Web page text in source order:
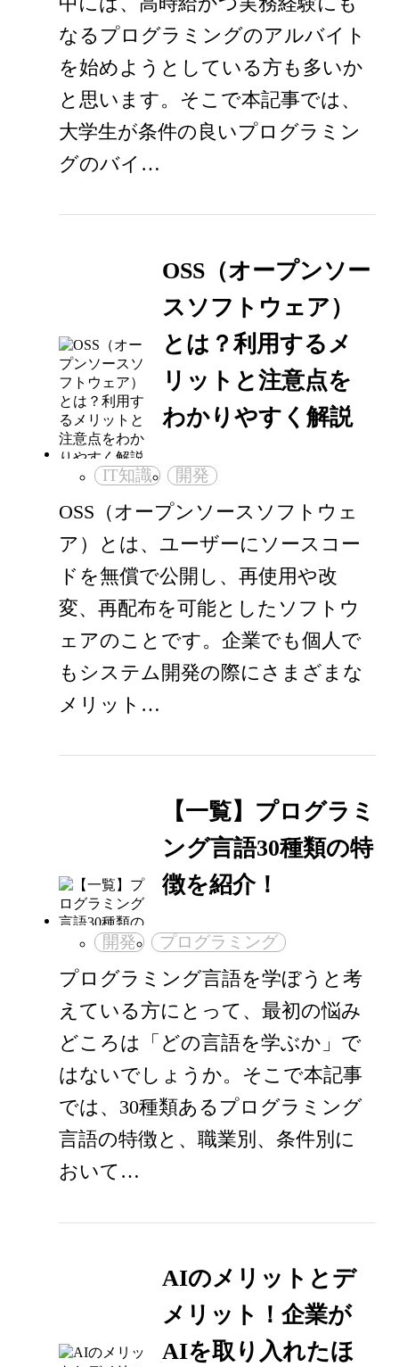
なるプログラミングのアルバイト
を始めようとしている方も多いか
と思います。そこで本記事では、
大学生が条件の良いプログラミン
グのバイ…
OSS（オープンソー
スソフトウェア）
とは？利用するメ
リットと注意点を
わかりやすく解説
IT知識 開発
OSS（オープンソースソフトウェ
ア）とは、ユーザーにソースコー
ドを無償で公開し、再使用や改
変、再配布を可能としたソフトウ
ェアのことです。企業でも個人で
もシステム開発の際にさまざまな
メリット…
【一覧】プログラミ
ング言語30種類の特
徴を紹介！
開発 プログラミング
プログラミング言語を学ぼうと考
えている方にとって、最初の悩み
どころは「どの言語を学ぶか」で
はないでしょうか。そこで本記事
では、30種類あるプログラミング
言語の特徴と、職業別、条件別に
おいて…
AIのメリットとデ
メリット！企業が
AIを取り入れたほ